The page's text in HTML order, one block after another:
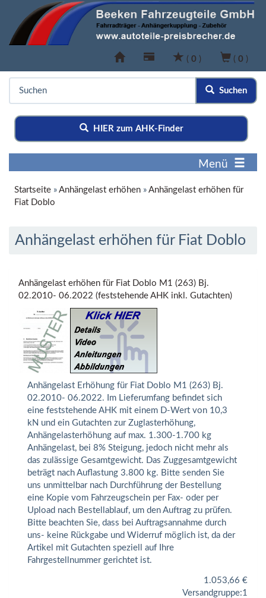
( 0 ) ( 0 )
Suchen
HIER zum AHK-Finder
Menü
Startseite » Anhängelast erhöhen » Anhängelast erhöhen für
Fiat Doblo
Anhängelast erhöhen für Fiat Doblo
Anhängelast erhöhen für Fiat Doblo M1 (263) Bj.
02.2010- 06.2022 (feststehende AHK inkl. Gutachten)
Anhängelast Erhöhung für Fiat Doblo M1 (263) Bj.
02.2010- 06.2022. Im Lieferumfang befindet sich
eine feststehende AHK mit einem D-Wert von 10,3
kN und ein Gutachten zur Zuglasterhöhung,
Anhängelasterhöhung auf max. 1.300-1.700 kg
Anhängelast, bei 8% Steigung, jedoch nicht mehr als
das zulässige Gesamtgewicht. Das Zuggesamtgewicht
beträgt nach Auflastung 3.800 kg. Bitte senden Sie
uns unmittelbar nach Durchführung der Bestellung
eine Kopie vom Fahrzeugschein per Fax- oder per
Upload nach Bestellablauf, um den Auftrag zu prüfen.
Bitte beachten Sie, dass bei Auftragsannahme durch
uns- keine Rückgabe und Widerruf möglich ist, da der
Artikel mit Gutachten speziell auf Ihre
Fahrgestellnummer gerichtet ist.
1.053,66 €
Versandgruppe:1